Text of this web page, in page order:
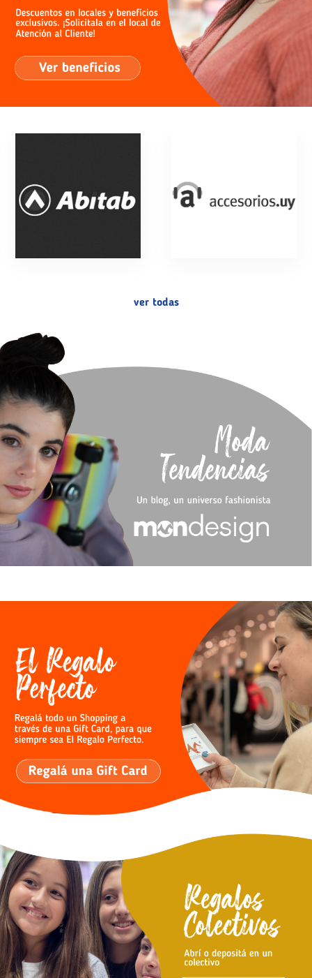
ver todas